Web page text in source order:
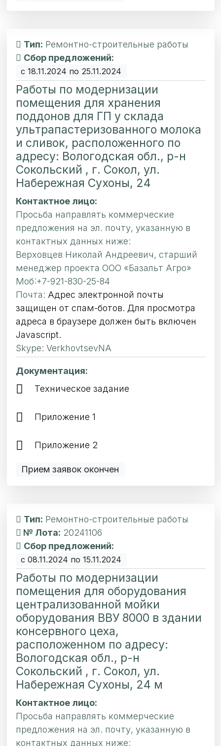
Тип: Ремонтно-строительные работы
Сбор предложений:
с 18.11.2024 по 25.11.2024
Работы по модернизации
помещения для хранения
поддонов для ГП у склада
ультрапастеризованного молока
и сливок, расположенного по
адресу: Вологодская обл., р-н
Сокольский , г. Сокол, ул.
Набережная Сухоны, 24
Контактное лицо:
Просьба направлять коммерческие
предложения на эл. почту, указанную в
контактных данных ниже:
Верховцев Николай Андреевич, старший
менеджер проекта ООО «Базальт Агро»
Моб:+7-921-830-25-84
Почта: Адрес электронной почты
защищен от спам-ботов. Для просмотра
адреса в браузере должен быть включен
Javascript.
Skype: VerkhovtsevNA
Документация:
Техническое задание
Приложение 1
Приложение 2
Прием заявок окончен
Тип: Ремонтно-строительные работы
№ Лота: 20241106
Сбор предложений:
с 08.11.2024 по 15.11.2024
Работы по модернизации
помещения для оборудования
централизованной мойки
оборудования ВВУ 8000 в здании
консервного цеха,
расположенном по адресу:
Вологодская обл., р-н
Сокольский , г. Сокол, ул.
Набережная Сухоны, 24 м
Контактное лицо:
Просьба направлять коммерческие
предложения на эл. почту, указанную в
контактных данных ниже: